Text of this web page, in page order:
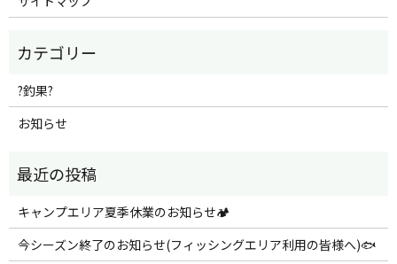
?釣果?
お知らせ
キャンプエリア夏季休業のお知らせ🏕️
今シーズン終了のお知らせ(フィッシングエリア利用の皆様へ)🐟